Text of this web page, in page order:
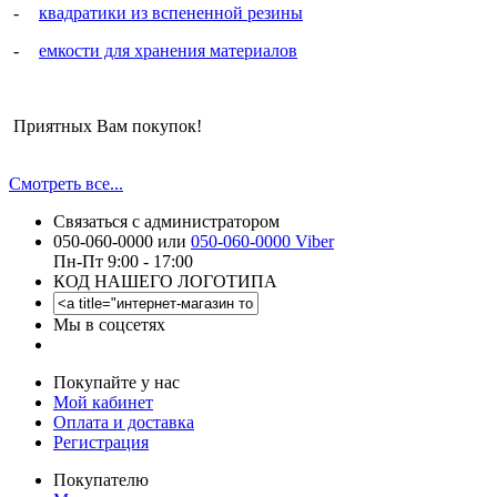
- квадратики из вспененной резины
-
емкости для хранения материалов
Приятных Вам покупок!
Смотреть все...
Связаться с администратором
050-060-0000 или 050-060-0000 Viber
Пн-Пт 9:00 - 17:00
КОД НАШЕГО ЛОГОТИПА
Мы в соцсетях
Покупайте у нас
Мой кабинет
Оплата и доставка
Регистрация
Покупателю